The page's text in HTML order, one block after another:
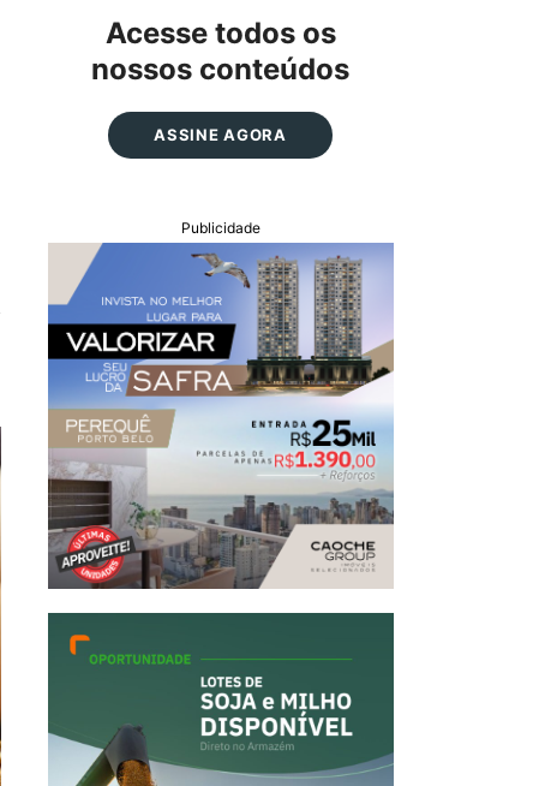
Acesse todos os
nossos conteúdos
ASSINE AGORA
Publicidade